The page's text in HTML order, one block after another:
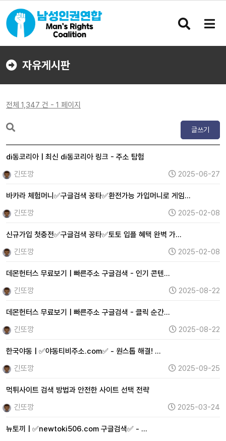
검
버
메
버
자유게시판
전체 1,347 건 - 1 페이지
글쓰기
di동코리아 | 최신 di동코리아 링크 - 주소 탐험
긴또깡
2025-06-27
바카라 체험머니✅구글검색 꽁타✅환전가능 가입머니로 게임…
긴또깡
2025-02-08
신규가입 첫충전✅구글검색 꽁타✅토토 입플 혜택 완벽 가…
긴또깡
2025-02-08
데몬헌터스 무료보기 | 빠른주소 구글검색 - 인기 콘텐…
긴또깡
2025-08-22
데몬헌터스 무료보기 | 빠른주소 구글검색 - 클릭 순간…
긴또깡
2025-08-22
한국야동 | ✅야동티비주소.com✅ - 원스톱 해결! …
긴또깡
2025-09-25
먹튀사이트 검색 방법과 안전한 사이트 선택 전략
긴또깡
2025-03-24
뉴토끼 | ✅newtoki506.com 구글검색✅ - …